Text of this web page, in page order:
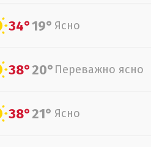
34°19° Ясно
38°20° Переважно ясно
38°21° Ясно